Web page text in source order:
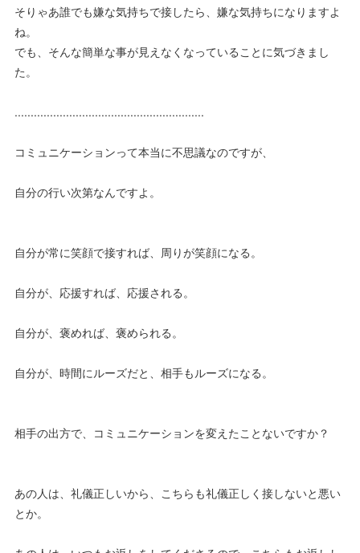
そりゃあ誰でも嫌な気持ちで接したら、嫌な気持ちになりますよ
ね。
でも、そんな簡単な事が見えなくなっていることに気づきまし
た。
...........................................................
コミュニケーションって本当に不思議なのですが、
自分の行い次第なんですよ。
自分が常に笑顔で接すれば、周りが笑顔になる。
自分が、応援すれば、応援される。
自分が、褒めれば、褒められる。
自分が、時間にルーズだと、相手もルーズになる。
相手の出方で、コミュニケーションを変えたことないですか？
あの人は、礼儀正しいから、こちらも礼儀正しく接しないと悪い
とか。